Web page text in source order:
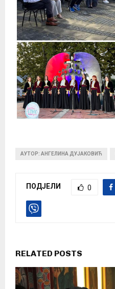
АУТОР: АНГЕЛИНА ДУЈАКОВИЋ
ПОДЈЕЛИ 0
RELATED POSTS